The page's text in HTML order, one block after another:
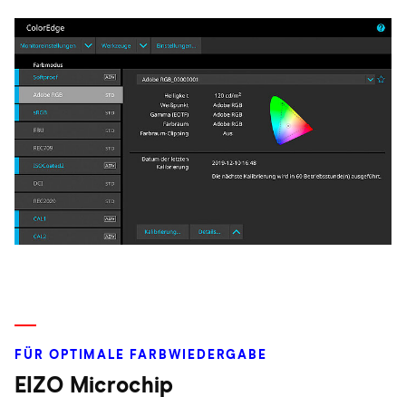
FÜR OPTIMALE FARBWIEDERGABE
EIZO Microchip